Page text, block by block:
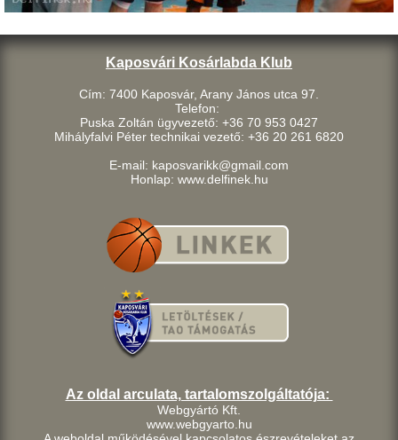
Kaposvári Kosárlabda Klub
Cím: 7400 Kaposvár, Arany János utca 97.
Telefon:
Puska Zoltán ügyvezető: +36 70 953 0427
Mihályfalvi Péter technikai vezető: +36 20 261 6820
E-mail: kaposvarikk@gmail.com
Honlap: www.delfinek.hu
Az oldal arculata, tartalomszolgáltatója:
Webgyártó Kft.
www.webgyarto.hu